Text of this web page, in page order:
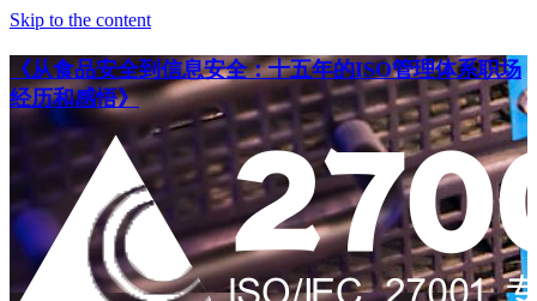
Skip to the content
《从食品安全到信息安全：十五年的ISO管理体系职场
经历和感悟》